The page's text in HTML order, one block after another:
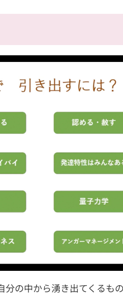
の中から湧き出てくるも